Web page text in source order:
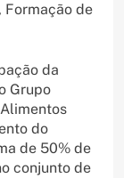
Formação de
da
Grupo
do
de 50% de
conjunto de